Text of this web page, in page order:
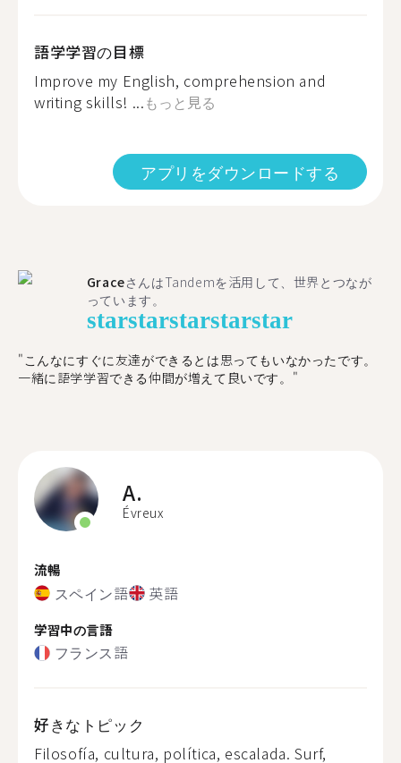
語学学習の目標
Improve my English, comprehension and
writing skills! ...もっと見る
アプリをダウンロードする
GraceさんはTandemを活用して、世界とつなが
っています。
starstarstarstarstar
"こんなにすぐに友達ができるとは思ってもいなかったです。
一緒に語学学習できる仲間が増えて良いです。"
A.
Évreux
流暢
スペイン語 英語
学習中の言語
フランス語
好きなトピック
Filosofía, cultura, política, escalada. Surf,